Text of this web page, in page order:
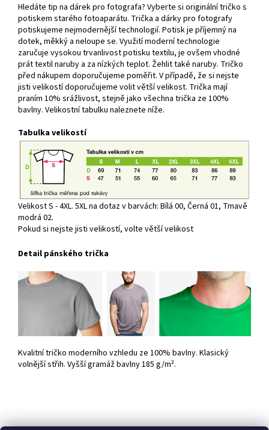
Hledáte tip na dárek pro fotografa? Vyberte si originální tričko s
potiskem starého fotoaparátu. Trička a dárky pro fotografy
potiskujeme nejmodernější technologií. Potisk je příjemný na
dotek, měkký a neloupe se. Využití moderní technologie
zaručuje vysokou trvanlivost potisku textilu, je ovšem vhodné
prát textil naruby a za nízkých teplot. Žehlit také naruby. Tričko
před nákupem doporučujeme poměřit. V případě, že si nejste
jisti velikostí doporučujeme volit větší velikost. Trička mají
praním 10% srážlivost, stejně jako všechna trička ze 100%
bavlny. Velikostní tabulku naleznete níže.
Tabulka velikostí
Velikost S - 4XL. 5XL na dotaz v barvách: Bílá 00, Černá 01, Tmavě
modrá 02.
Pokud si nejste jisti velikostí, volte větší velikost
Detail pánského trička
Kvalitní tričko moderního vzhledu ze 100% bavlny. Klasický
volnější střih. Vyšší gramáž bavlny 185 g/m².